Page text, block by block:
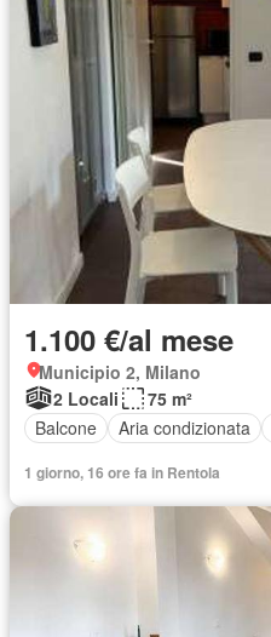
1.100 €/al mese
Municipio 2, Milano
2 Locali
75 m²
Balcone
Aria condizionata
1 giorno, 16 ore fa in Rentola